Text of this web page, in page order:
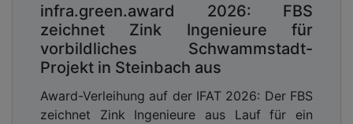
infra.green.award 2026: FBS
zeichnet Zink Ingenieure für
vorbildliches Schwammstadt-
Projekt in Steinbach aus
Award-Verleihung auf der IFAT 2026: Der FBS
zeichnet Zink Ingenieure aus Lauf für ein